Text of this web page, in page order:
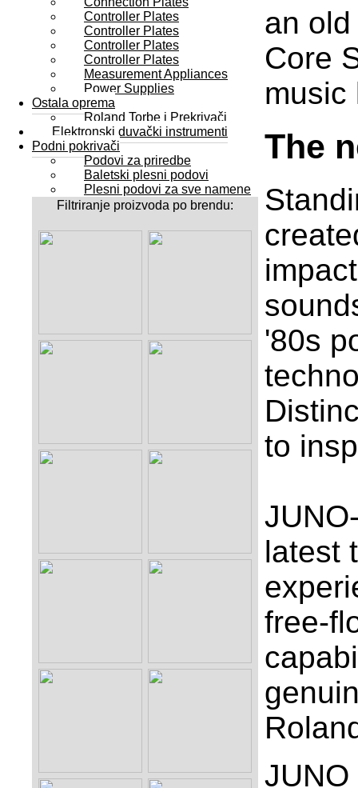
Controller Plates
Controller Plates
Controller Plates
Controller Plates
Measurement Appliances
Power Supplies
Ostala oprema
Roland Torbe i Prekrivači
Elektronski duvački instrumenti
Podni pokrivači
Podovi za priredbe
Baletski plesni podovi
Plesni podovi za sve namene
Filtriranje proizvoda po brendu:
an
Core
music
The
'80s
to
latest
free-